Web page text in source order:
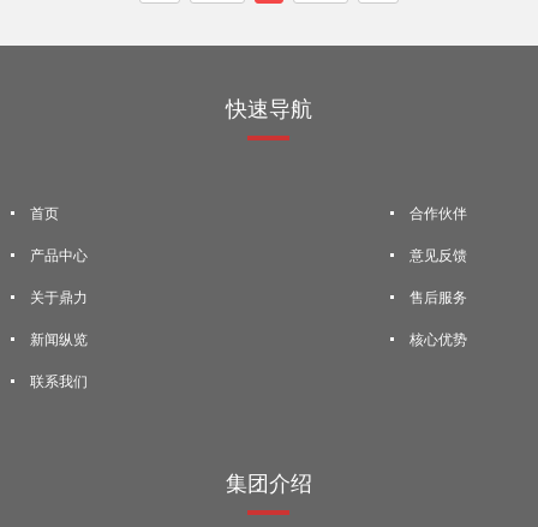
快速导航
首页
产品中心
关于鼎力
新闻纵览
联系我们
合作伙伴
意见反馈
售后服务
核心优势
集团介绍